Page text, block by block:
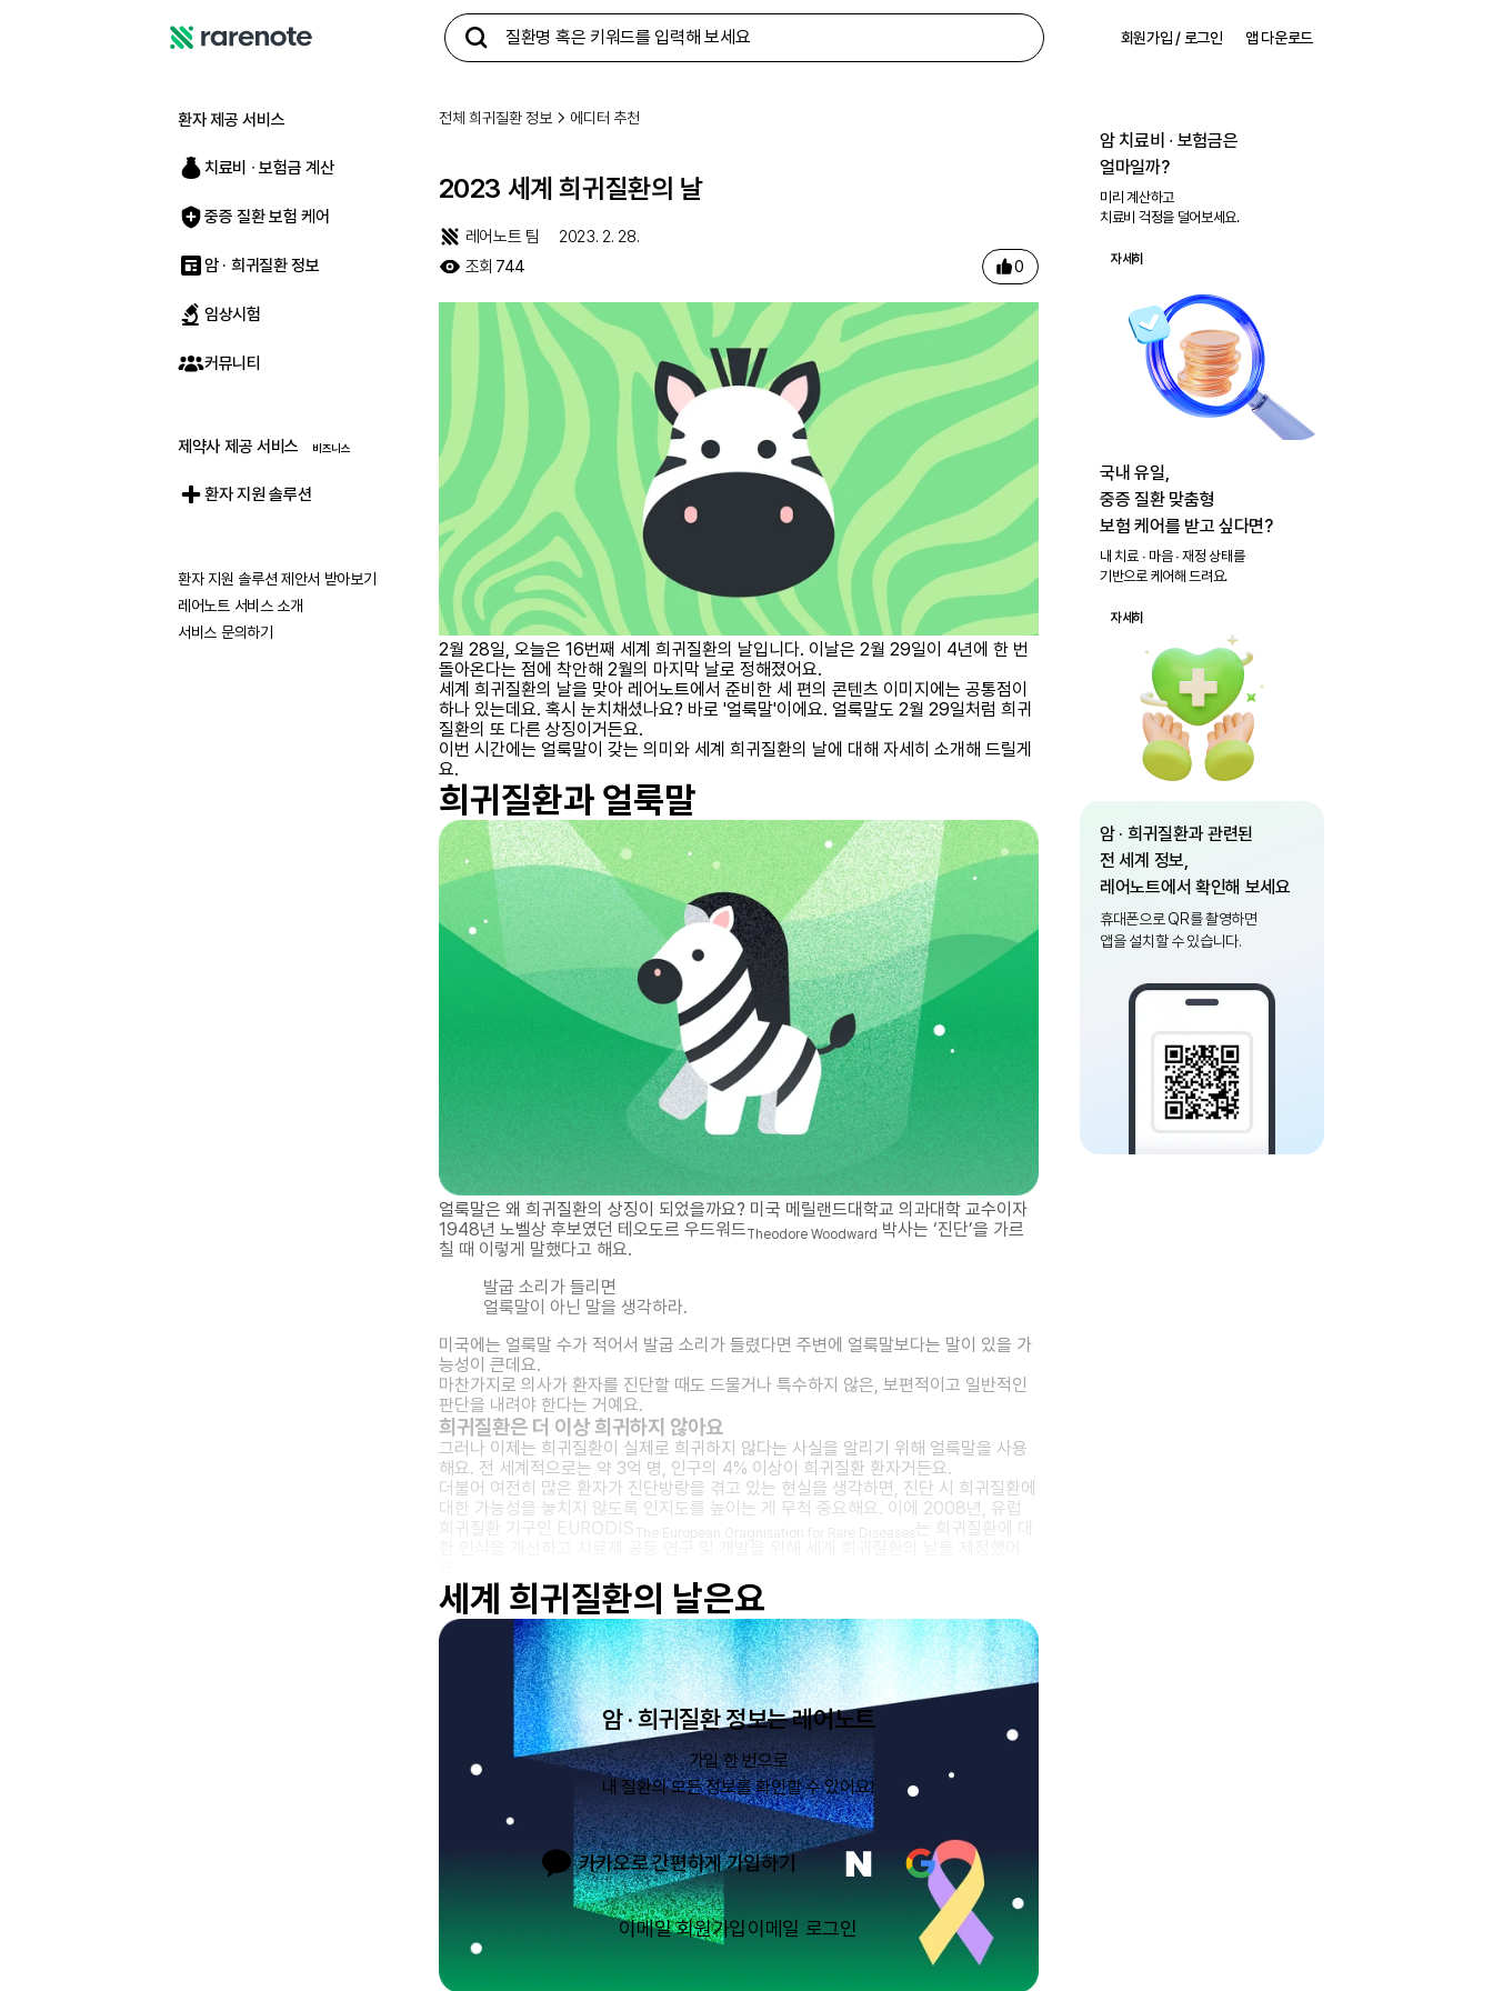
트
회원가입 / 로그인 앱 다운로드
환자 제공 서비스
치료비 ∙ 보험금 계산
중증 질환 보험 케어
암 · 희귀질환 정보
임상시험
커뮤니티
제약사 제공 서비스
환자 지원 솔루션
환자 지원 솔루션 제안서 받아보기
레어노트 서비스 소개
서비스 문의하기
전체 희귀질환 정보 에디터 추천
2023 세계 희귀질환의 날
레어노트 팀
2023. 2. 28.
조회 744 0
2월 28일, 오늘은 16번째 세계 희귀질환의 날입니다. 이날은 2월 29일이 4년에 한 번
돌아온다는 점에 착안해 2월의 마지막 날로 정해졌어요.
세계 희귀질환의 날을 맞아 레어노트에서 준비한 세 편의 콘텐츠 이미지에는 공통점이
하나 있는데요. 혹시 눈치채셨나요? 바로 '얼룩말'이에요. 얼룩말도 2월 29일처럼 희귀
질환의 또 다른 상징이거든요.
이번 시간에는 얼룩말이 갖는 의미와 세계 희귀질환의 날에 대해 자세히 소개해 드릴게
요.
희귀질환과 얼룩말
얼룩말은 왜 희귀질환의 상징이 되었을까요? 미국 메릴랜드대학교 의과대학 교수이자
1948년 노벨상 후보였던 테오도르 우드워드Theodore Woodward 박사는 ‘진단’을 가르
칠 때 이렇게 말했다고 해요.
발굽 소리가 들리면
얼룩말이 아닌 말을 생각하라.
미국에는 얼룩말 수가 적어서 발굽 소리가 들렸다면 주변에 얼룩말보다는 말이 있을 가
능성이 큰데요.
마찬가지로 의사가 환자를 진단할 때도 드물거나 특수하지 않은, 보편적이고 일반적인
판단을 내려야 한다는 거예요.
희귀질환은 더 이상 희귀하지 않아요
그러나 이제는 희귀질환이 실제로 희귀하지 않다는 사실을 알리기 위해 얼룩말을 사용
해요. 전 세계적으로는 약 3억 명, 인구의 4% 이상이 희귀질환 환자거든요.
더불어 여전히 많은 환자가 진단방랑을 겪고 있는 현실을 생각하면, 진단 시 희귀질환에
대한 가능성을 놓치지 않도록 인지도를 높이는 게 무척 중요해요. 이에 2008년, 유럽
희귀질환 기구인 EURODISThe European Oragnisation for Rare Diseases 는 희귀질환에 대
세계 희귀질환의 날은요
암 · 희귀질환 정보는 레어노트
가입 한 번으로
내 질환의 모든 정보를 확인할 수 있어요!
카카오로 간편하게 가입하기
이메일 회원가입이메일 로그인
암 치료비 ∙ 보험금은
얼마일까?
미리 계산하고
치료비 걱정을 덜어보세요.
자세히
국내 유일,
중증 질환 맞춤형
보험 케어를 받고 싶다면?
내 치료 ∙ 마음 ∙ 재정 상태를
기반으로 케어해 드려요.
자세히
암 · 희귀질환과 관련된
전 세계 정보,
레어노트에서 확인해 보세요
휴대폰으로 QR를 촬영하면
앱을 설치할 수 있습니다.